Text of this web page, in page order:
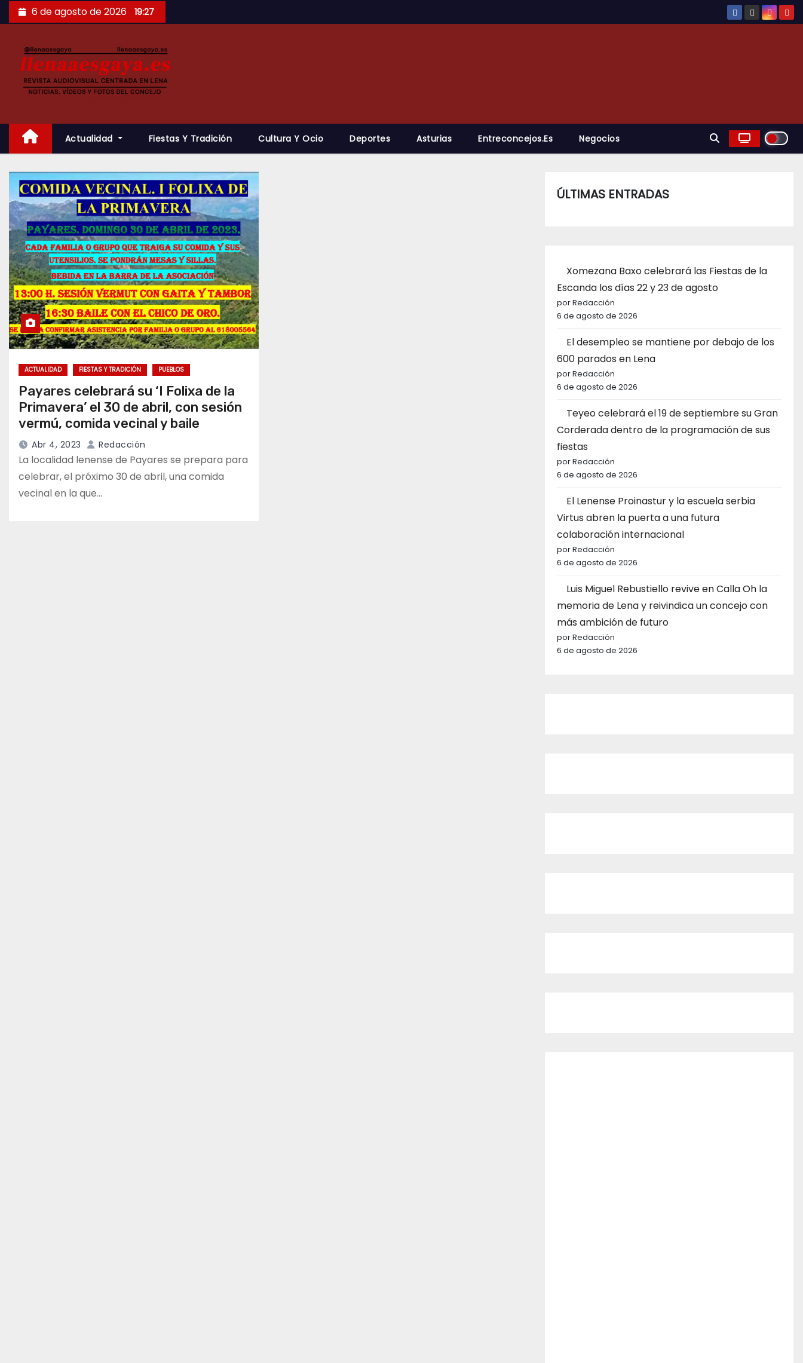
Saltar
al
6 de agosto de 2026 19:27
Actualidad Fiestas Y Tradición Cultura Y Ocio Deportes Asturias Entreconcejos.es Negocios
ACTUALIDAD FIESTAS Y TRADICIÓN PUEBLOS
Payares celebrará su ‘I Folixa de la
Primavera’ el 30 de abril, con sesión
vermú, comida vecinal y baile
Abr 4, 2023 Redacción
La localidad lenense de Payares se prepara para
celebrar, el próximo 30 de abril, una comida
vecinal en la que…
ÚLTIMAS ENTRADAS
Xomezana Baxo celebrará las Fiestas de la
Escanda los días 22 y 23 de agosto
por Redacción
6 de agosto de 2026
El desempleo se mantiene por debajo de los
600 parados en Lena
por Redacción
6 de agosto de 2026
Teyeo celebrará el 19 de septiembre su Gran
Corderada dentro de la programación de sus
fiestas
por Redacción
6 de agosto de 2026
El Lenense Proinastur y la escuela serbia
Virtus abren la puerta a una futura
colaboración internacional
por Redacción
6 de agosto de 2026
Luis Miguel Rebustiello revive en Calla Oh la
memoria de Lena y reivindica un concejo con
más ambición de futuro
por Redacción
6 de agosto de 2026